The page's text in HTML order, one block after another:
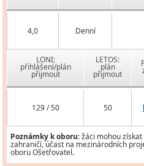
4,0 Denní
LONI:
přihlášení/plán
přijmout
LETOS:
plán
přijmout
129 / 50 50
Poznámky k oboru:žáci mohou
zahraničí, účast na mezinárodních
oboru Ošetřovatel.